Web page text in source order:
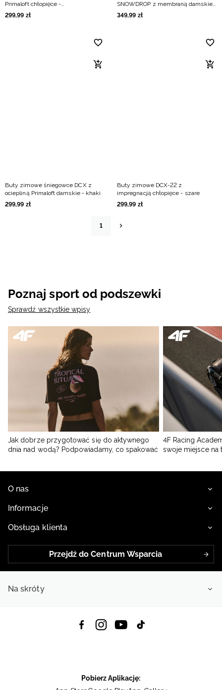
Primaloft chłopięce -
oliwkowe/khaki
299,99 zł
SNOWDROP z membraną damskie -
różowe
349,99 zł
Buty zimowe śniegowce DCX z
ociepliną Primaloft damskie - khaki
299,99 zł
Buty zimowe DCX-22 z
impregnacją chłopięce - szare
299,99 zł
1
Poznaj sport od podszewki
Sprawdź wszystkie wpisy
Jak dobrze przygotować się do aktywnego
dnia nad wodą? Podpowiadamy, co spakować
4F Racing
swoje miejsce na
O nas
Informacje
Obsługa klienta
Przejdź do Centrum Wsparcia
Na skróty
Pobierz Aplikację: